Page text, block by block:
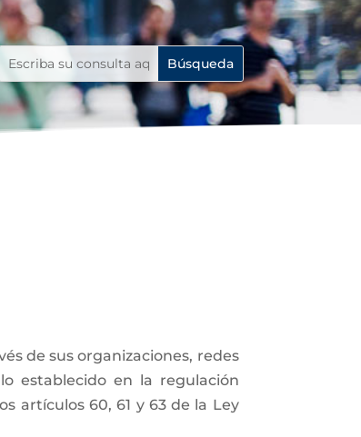
de sus organizaciones, redes
establecido en la regulación
artículos 60, 61 y 63 de la Ley